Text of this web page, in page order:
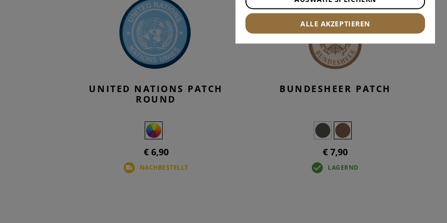
UNITED NATIONS PATCH
ROUND
€ 6,90
NACHBESTELLT
BUNDESHEER PATCH
€ 7,90
LAGERND
ALLE AKZEPTIEREN